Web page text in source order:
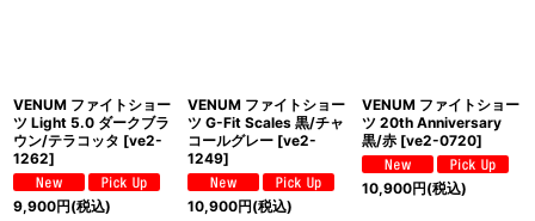
VENUM ファイトショー
ツ Light 5.0 ダークブラ
ウン/テラコッタ [ve2-
1262]
9,900円(税込)
VENUM ファイトショー
ツ G-Fit Scales 黒/チャ
コールグレー [ve2-
1249]
10,900円(税込)
VENUM ファイトショー
ツ 20th Anniversary
黒/赤 [ve2-0720]
10,900円(税込)